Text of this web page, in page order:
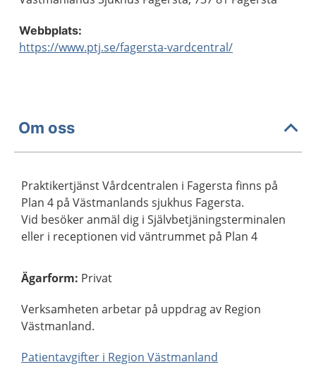
Webbplats:
https://www.ptj.se/fagersta-vardcentral/
Om oss
Praktikertjänst Vårdcentralen i Fagersta finns på
Plan 4 på Västmanlands sjukhus Fagersta.
Vid besöker anmäl dig i Självbetjäningsterminalen
eller i receptionen vid väntrummet på Plan 4
Ägarform: Privat
Verksamheten arbetar på uppdrag av Region
Västmanland.
Patientavgifter i Region Västmanland